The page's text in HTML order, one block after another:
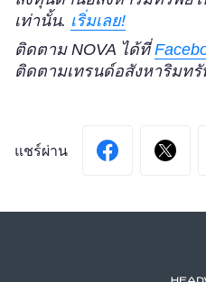
เท่านั้น. เริ่มเลย!
ติดตาม NOVA ได้ที่
ติดตามเทรนด์อสังหาริมท